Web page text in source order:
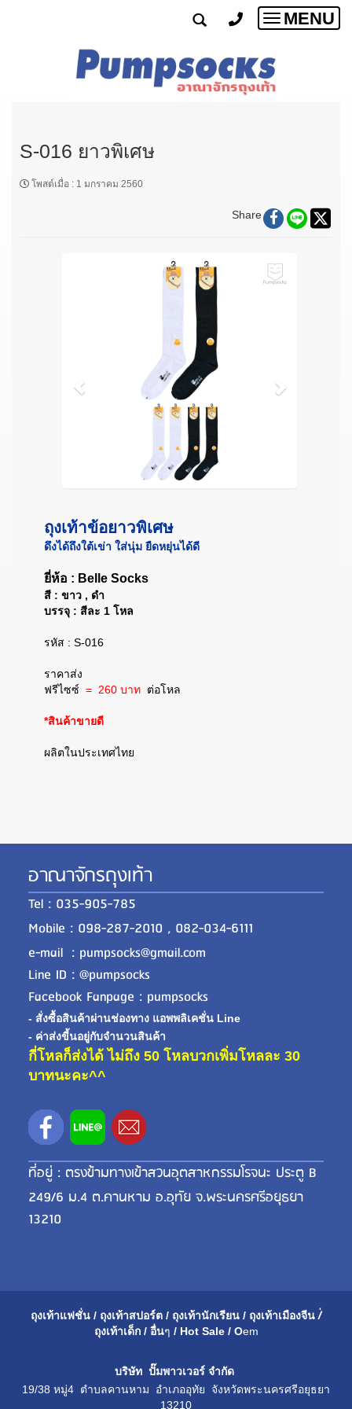
Toggle
MENU
S-016 ยาวพิเศษ
โพสต์เมื่อ : 1 มกราคม 2560
Share
ถุงเท้าข้อยาวพิเศษ
ดึงได้ถึงใต้เข่า ใส่นุ่ม ยืดหยุ่นได้ดี
ยี่ห้อ : Belle Socks
สี : ขาว , ดำ
บรรจุ : สีละ 1 โหล
รหัส : S-016
ราคาส่ง
ฟรีไซซ์ = 260 บาท ต่อโหล
*สินค้าขายดี
ผลิตในประเทศไทย
อาณาจักรถุงเท้า
Tel : 035-905-785
Mobile : 098-287-2010 , 082-034-6111
e-mail : pumpsocks@gmail.com
Line ID : @pumpsocks
Facebook Fanpage : pumpsocks
- สั่งซื้อสินค้าผ่านช่องทาง แอพพลิเคชั่น Line
- ค่าส่งขี้นอยู่กับจำนวนสินค้า
กี่โหลก็ส่งได้ ไม่ถึง 50 โหลบวกเพิ่มโหลละ 30
บาทนะคะ^^
ที่อยู่ : ตรงข้ามทางเข้าสวนอุตสาหกรรมโรจนะ ประตู B
249/6 ม.4 ต.คานหาม อ.อุทัย จ.พระนครศรีอยุธยา
13210
ถุงเท้าแฟชั่น / ถุงเท้าสปอร์ต / ถุงเท้านักเรียน / ถุงเท้าเมืองจีน /่
ถุงเท้าเด็ก / อื่นๆ / Hot Sale / Oem
บริษัท ปั๊มพาวเวอร์ จำกัด
19/38 หมู่4 ตำบลคานหาม อำเภออุทัย จังหวัดพระนครศรีอยุธยา
13210